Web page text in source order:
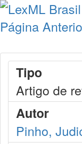
Página
Tipo
Artigo de
Autor
Pinho,